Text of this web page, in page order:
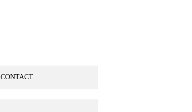
CONTACT